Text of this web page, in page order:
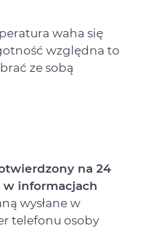
waha się
względna to
ze sobą
na 24
informacjach
wysłane w
telefonu osoby